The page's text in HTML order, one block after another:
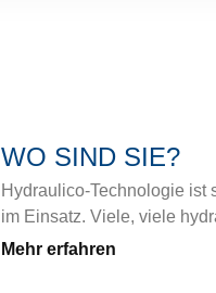
WO SIND SIE?
Hydraulico-Technologie ist
im Einsatz. Viele, viele
Mehr erfahren